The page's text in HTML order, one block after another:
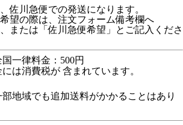
佐川急便での発送になります。
望の際は、注文フォーム備考欄へ
または「佐川急便希望」とご記入くださ
一律料金：500円
は消費税が 含まれています。
地域でも追加送料がかかることはあり